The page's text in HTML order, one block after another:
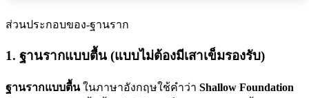
ส่วนประกอบของ-ฐานราก
1. ฐานรากแบบตื้น (แบบไม่ต้องมีเสาเข็มรองรับ)
ฐานรากแบบตื้นในภาษาอังกฤษใช้คำว่า Shallow Foundation